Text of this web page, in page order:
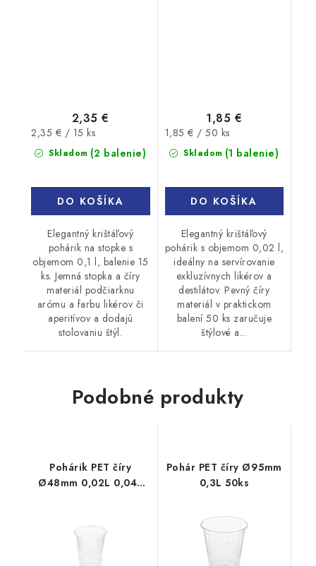
Skladom (2 balenie)
2,35 €
Jednotková
cena:
2,35 € / 15 ks
DO KOŠÍKA
Elegantný krištáľový
pohárik na stopke s
objemom 0,1 l, balenie 15
ks. Jemná stopka a číry
materiál podčiarknu
arómu a farbu likérov či
aperitívov a dodajú
stolovaniu štýl.
Skladom (1 balenie)
1,85 €
Jednotková
cena:
1,85 € / 50 ks
DO KOŠÍKA
Elegantný krištáľový
pohárik s objemom 0,02 l,
ideálny na servírovanie
exkluzívnych likérov a
destilátov. Pevný číry
materiál v praktickom
balení 50 ks zaručuje
štýlové a...
Podobné produkty
Pohárik PET číry
Ø48mm 0,02L 0,04L
Pohár PET číry Ø95mm
0,3L 50ks